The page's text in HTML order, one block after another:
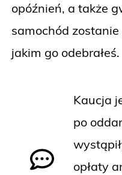
opóźnień, a także
samochód
jakim go odebrałeś.
Kaucja
po
opłaty